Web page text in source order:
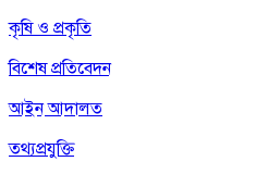
কৃষি ও প্রকৃতি
বিশেষ প্রতিবেদন
আইন আদালত
তথ্যপ্রযুক্তি